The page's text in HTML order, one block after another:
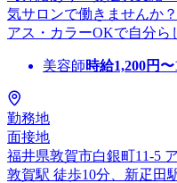
気サロンで働きませんか
アス・カラーOKで自分ら
美容師時給1,200円〜
勤務地
面接地
福井県敦賀市白銀町11-5
敦賀駅 徒歩10分、新疋田